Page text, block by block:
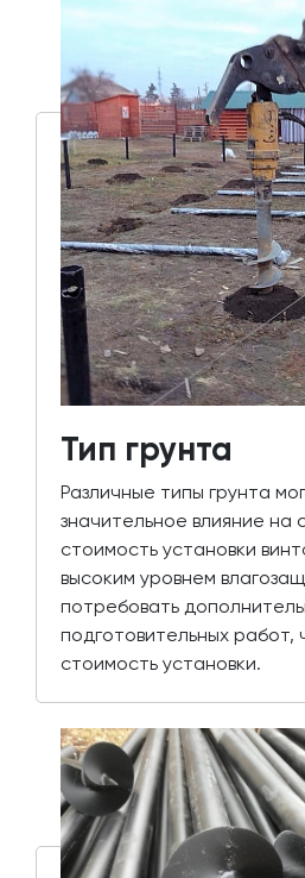
Тип грунта
Различные типы грунта
значительное влияние на
стоимость установки
высоким уровнем
потребовать
подготовительных работ,
стоимость установки.